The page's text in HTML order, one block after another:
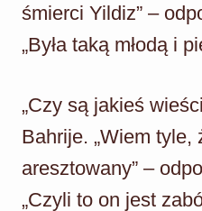
śmierci Yildiz” –
„Była taką młodą i
„Czy są jakieś
Bahrije. „Wiem tyle,
aresztowany” –
„Czyli to on jest